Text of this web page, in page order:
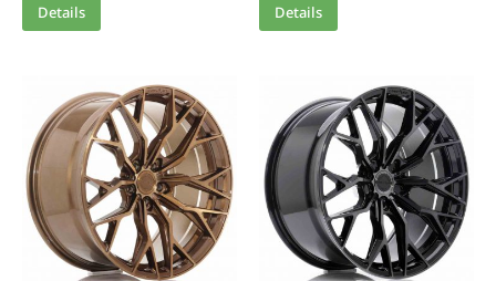
Details
Details